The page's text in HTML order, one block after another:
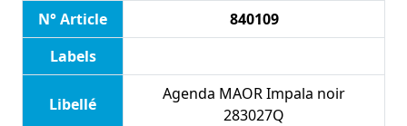
N° Article
840109
Labels
Libellé
Agenda MAOR Impala noir
283027Q